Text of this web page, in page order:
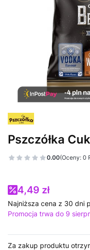
Pszczółka
0.00(Oceny: 0
4,49 zł
Najniższa cena z 30 dni
Promocja trwa do 9
Za zakup produktu